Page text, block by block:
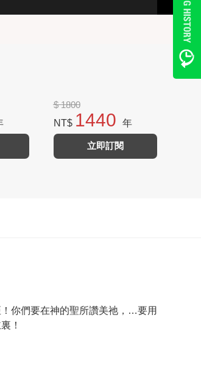
$ 1800
NT$ 1440 年
立即訂閱
你們要在神的聖所讚美祂，…要用
！